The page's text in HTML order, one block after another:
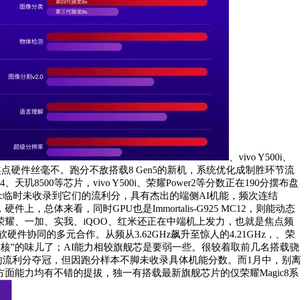
、vivo Y500i、
硬件丝毫不。跑分不敌搭载8 Gen5的新机，系统优化成制胜环节流
天玑8500等芯片，vivo Y500i、荣耀Power2等分数正在190分摆布盘
时未收录到它们的流利分，具有杰出的端侧AI机能，频次连结
件上，总体来看，同时GPU也是Immortalis-G925 MC12，则能动态
、一加、实我、iQOO、红米还正在中端机上发力，也就是焦点频
硬件协同的多元合作。从频从3.62GHz飙升至惊人的4.21GHz，、荣
”的味儿了；AI能力相较旗舰芯是要弱一些。很较着取前几名搭载骁
流利分夺冠，但因跑分样本不脚未收录具体机能分数。而1月中，别离
能力均有不错的提拔，独一有搭载最新旗舰芯片的仅荣耀Magic8系